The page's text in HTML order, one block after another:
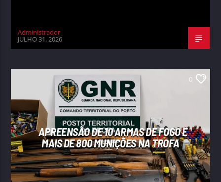
Administrador
JULHO 31, 2026
0
APREENSÃO DE 10 ARMAS DE FOGO E
MAIS DE 800 MUNIÇÕES NA TROFA